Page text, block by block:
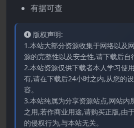
有据可查
版权声明:
1.本站大部分资源收集于网络以及
源的完整性以及安全性,请下载后自
2.本站资源仅供下载者本人学习使
有,请在下载后24小时之内,从您的
容。
3.本站纯属为分享资源站点,网站内
之用,若作商业用途,请购买正版,由
的侵权行为,与本站无关。